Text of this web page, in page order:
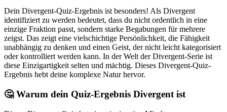
Dein Divergent-Quiz-Ergebnis ist besonders! Als Divergent
identifiziert zu werden bedeutet, dass du nicht ordentlich in eine
einzige Fraktion passt, sondern starke Begabungen für mehrere
zeigst. Das zeigt eine vielschichtige Persönlichkeit, die Fähigkeit
unabhängig zu denken und einen Geist, der nicht leicht kategorisiert
oder kontrolliert werden kann. In der Welt der Divergent-Serie ist
diese Einzigartigkeit selten und mächtig. Dieses Divergent-Quiz-
Ergebnis hebt deine komplexe Natur hervor.
🤔 Warum dein Quiz-Ergebnis Divergent ist